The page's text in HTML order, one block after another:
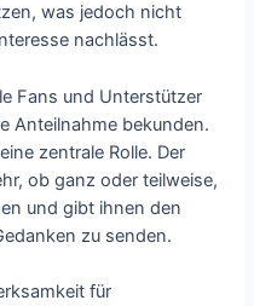
was jedoch nicht
nachlässt.
Fans und Unterstützer
Anteilnahme bekunden.
zentrale Rolle. Der
ob ganz oder teilweise,
und gibt ihnen den
zu senden.
für